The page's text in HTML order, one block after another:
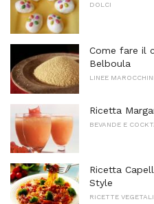
DOLCI
Come fare il
Belboula
LINEE
Ricetta
BEVANDE E
Ricetta
Style
RICETTE VEGETALI